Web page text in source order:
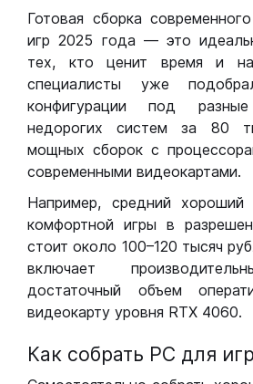
Готовая сборка
игр 2025 года — это
тех, кто ценит время и
специалисты уже
конфигурации под
недорогих систем за 80
мощных сборок с
современными видеокартами.
Например, средний
комфортной игры в
стоит около 100–120 тысяч
включает
достаточный объем
видеокарту уровня RTX 4060.
Как собрать РС для